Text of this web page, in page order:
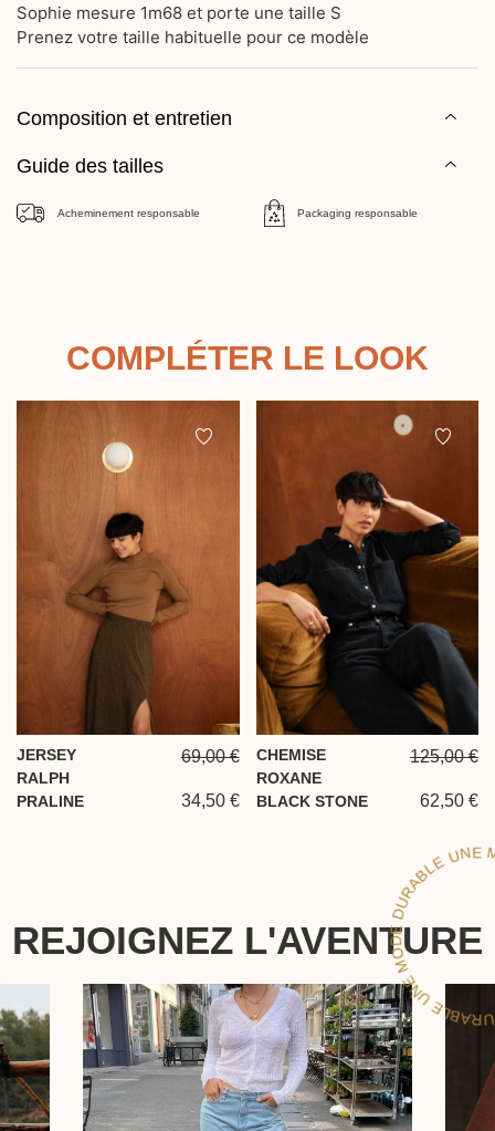
Sophie mesure 1m68 et porte une taille S
Prenez votre taille habituelle pour ce modèle
Composition et entretien
Guide des tailles
Acheminement responsable Packaging responsable
COMPLÉTER LE LOOK
JERSEY
RALPH
PRALINE
69,00 €
34,50 €
CHEMISE
ROXANE
BLACK STONE
125,00 €
62,50 €
D
LE
REJOIGNEZ L'AVENTURE